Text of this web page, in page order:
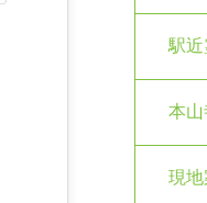
駅近
本山
現地